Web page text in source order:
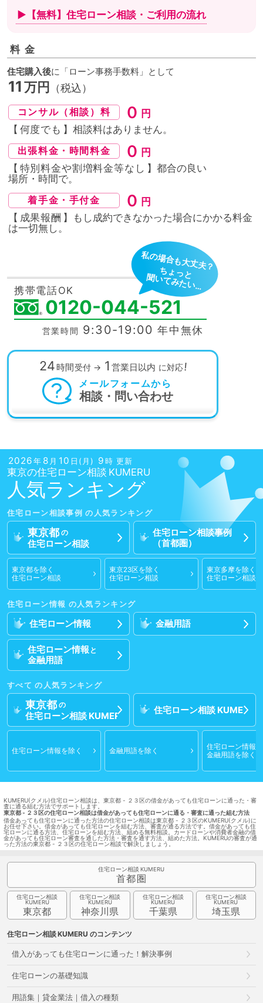
KUMERU(クメル)住宅ローン相談は、東京都 - ２３区の借金があっても住宅ローンに通った・審
査に通る組む方法でサポートします。
東京都 - ２３区の住宅ローン相談は借金があっても住宅ローンに通る・審査に通った組む方法
借金あっても住宅ローンに通った方法の住宅ローン相談は東京都 - ２３区のKUMERU(クメル)に
お任せ下さい。借金があっても住宅ローンを組む方法、審査が通る方法です。借金があっても住
宅ローンに通る方法、住宅ローンを組む方法、組める無料相談。カードローンや消費者金融の借
金があっても住宅ローン審査を通した方法・審査を通す方法、組めた方法。KUMERUの審査が通
った方法の東京都 - ２３区の住宅ローン相談で解決しましょう。
▶【無料】住宅ローン相談・ ご利用の流れ
料金
住宅購入後に「ローン事務手数料」として
11万円 （税込）
コンサル（相談）料 ０ 円
【 何度でも 】相談料はありません。
出張料金・時間料金 ０ 円
【 特別料金や割増料金等なし 】都合の良い
場所・時間で。
着手金・手付金 ０ 円
【 成果報酬 】もし成約できなかった場合にかかる料金
は一切無し。
携帯電話OK
0120-044-521
営業時間 9:30-19:00年中無休
私の場合も大丈夫？
ちょっと
聞いてみたい…
24時間受付 → 1 営業日以内 に対応!
メールフォームから
相談・問い合わせ
2026年 8 月 10 日(月) 9 時 更新
東京の住宅ローン相談
人気ランキング
住宅ローン相談事例
東京都 の
住宅ローン相談
住宅ローン相談事例
（首都圏）
東京都を除く
住宅ローン相談
東京23区を除く
住宅ローン相談
東京多摩を除く
住宅ローン相談
住宅ローン情報
住宅ローン情報 金融用語
住宅ローン情報 と
金融用語
すべて
東京都 の
住宅ローン相談
住宅ローン相談
住宅ローン情報を除く 金融用語を除く 住宅ローン情報
金融用語を除く
住宅ローン相談
首都圏
住宅ローン相談
東京都
住宅ローン相談
神奈川県
住宅ローン相談
千葉県
住宅ローン相談
埼玉県
住宅ローン相談 のコンテンツ
借入があっても住宅ローンに通った！解決事例
住宅ローンの基礎知識
用語集｜貸金業法｜借入の種類